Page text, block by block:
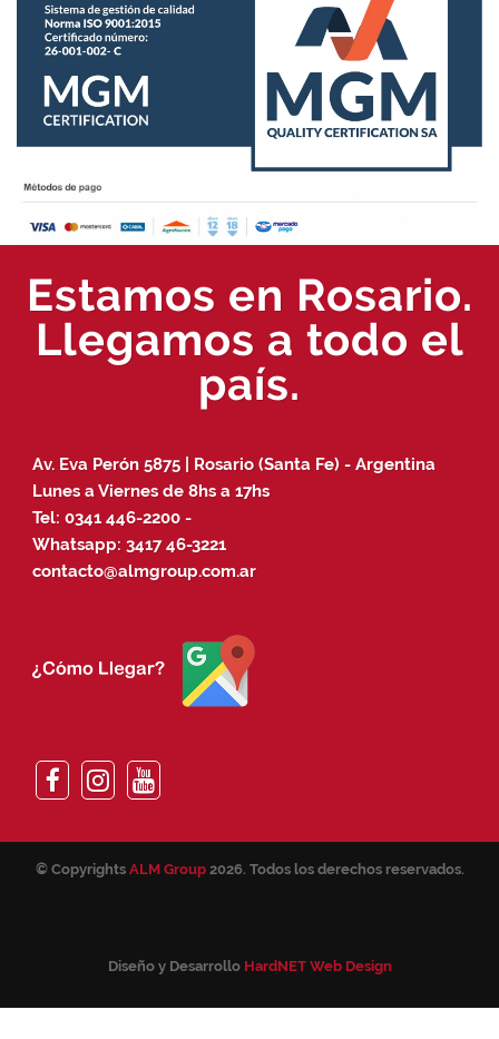
Estamos en Rosario.
Llegamos a todo el
país.
Av. Eva Perón 5875 | Rosario (Santa Fe) - Argentina
Lunes a Viernes de 8hs a 17hs
Tel: 0341 446-2200 -
Whatsapp: 3417 46-3221
contacto@almgroup.com.ar
© Copyrights ALM Group 2026. Todos los derechos reservados.
Diseño y Desarrollo HardNET Web Design